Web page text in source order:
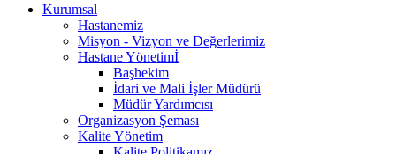
Kurumsal
Hastanemiz
Misyon - Vizyon ve Değerlerimiz
Hastane Yönetimİ
Başhekim
İdari ve Mali İşler Müdürü
Müdür Yardımcısı
Organizasyon Şeması
Kalite Yönetim